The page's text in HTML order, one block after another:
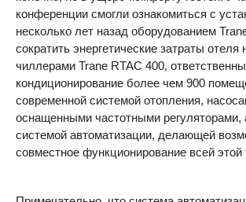
конференции смогли ознакомиться с
несколько лет назад оборудованием
сократить энергетические затраты отеля
чиллерами Trane RTAC 400,
кондиционирование более чем 900
современной системой отопления,
оснащенными частотными регуляторами,
системой автоматизации, делающей
совместное функционирование всей этой